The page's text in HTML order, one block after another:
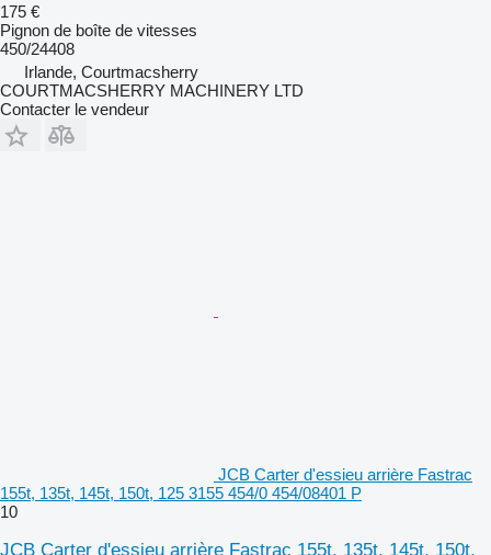
175 €
Pignon de boîte de vitesses
450/24408
Irlande, Courtmacsherry
COURTMACSHERRY MACHINERY LTD
Contacter le vendeur
JCB Carter d'essieu arrière Fastrac
155t, 135t, 145t, 150t, 125 3155 454/0 454/08401 P
10
JCB Carter d'essieu arrière Fastrac 155t, 135t, 145t, 150t,